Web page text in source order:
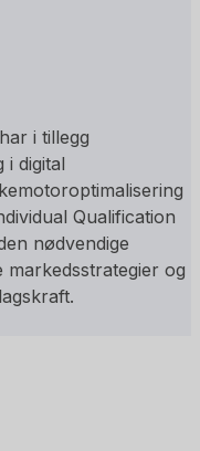
i tillegg
digital
Qualification
nødvendige
markedsstrategier og